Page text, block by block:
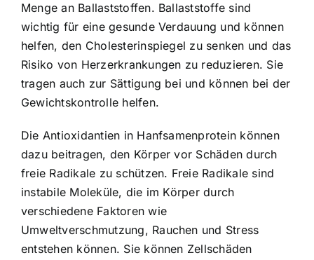
Menge an Ballaststoffen. Ballaststoffe sind
wichtig für eine gesunde Verdauung und können
helfen, den Cholesterinspiegel zu senken und das
Risiko von Herzerkrankungen zu reduzieren. Sie
tragen auch zur Sättigung bei und können bei der
Gewichtskontrolle helfen.
Die Antioxidantien in Hanfsamenprotein können
dazu beitragen, den Körper vor Schäden durch
freie Radikale zu schützen. Freie Radikale sind
instabile Moleküle, die im Körper durch
verschiedene Faktoren wie
Umweltverschmutzung, Rauchen und Stress
entstehen können. Sie können Zellschäden